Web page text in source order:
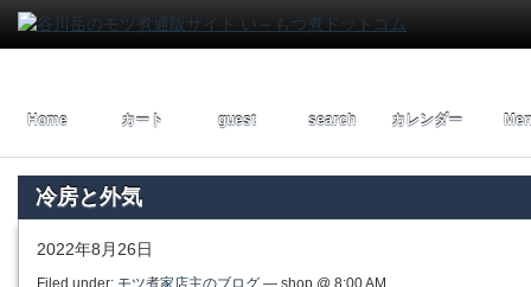
Home カート guest search カレンダー
冷房と外気
2022年8月26日
Filed under: モツ煮家店主のブログ — shop @ 8:00 AM